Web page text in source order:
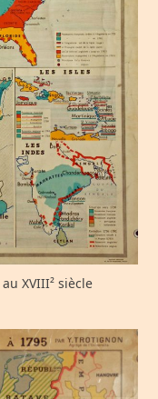
XVIII² siècle